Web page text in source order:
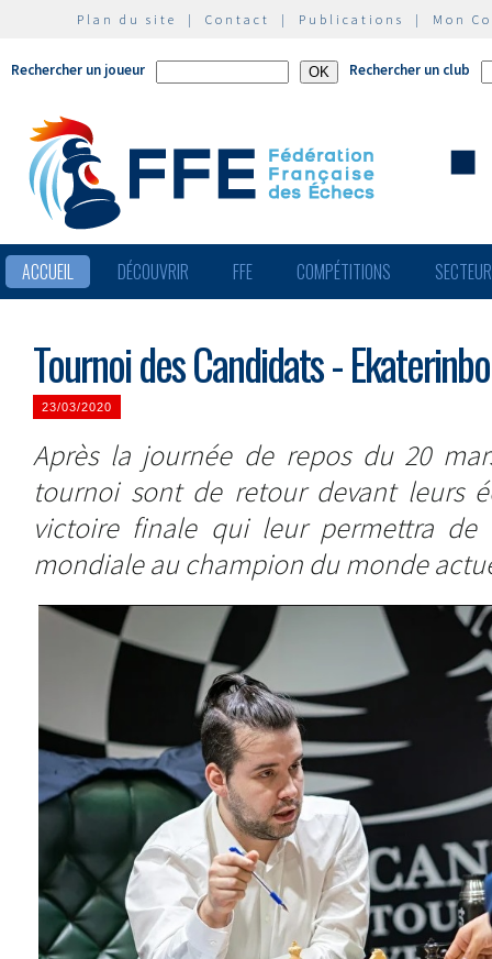
Plan du site | Contact | Publications | Mon
Rechercher un joueur Rechercher un club
ACCUEIL DÉCOUVRIR FFE COMPÉTITIONS
Tournoi des Candidats -
23/03/2020
Après la journée de repos du 20
tournoi sont de retour devant leurs
victoire finale qui leur permettra de
mondiale au champion du monde